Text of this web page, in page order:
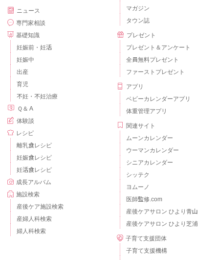
ニュース
専門家相談
基礎知識
妊娠前・妊活
妊娠中
出産
育児
不妊・不妊治療
Ｑ＆Ａ
体験談
レシピ
離乳食レシピ
妊娠食レシピ
妊活食レシピ
成長アルバム
施設検索
産後ケア施設検索
産婦人科検索
婦人科検索
マガジン
タウン誌
プレゼント
プレゼント＆アンケート
全員無料プレゼント
ファーストプレゼント
アプリ
ベビーカレンダーアプリ
体重管理アプリ
関連サイト
ムーンカレンダー
ウーマンカレンダー
シニアカレンダー
シッテク
ヨムーノ
医師監修.com
産後ケアサロン ひより青山
産後ケアサロン ひより芝浦
子育て支援団体
子育て支援機構